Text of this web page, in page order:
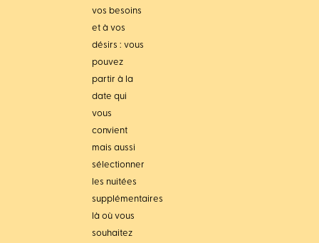
vos besoins
et à vos
désirs : vous
pouvez
partir à la
date qui
vous
convient
mais aussi
sélectionner
les nuitées
supplémentaires
là où vous
souhaitez